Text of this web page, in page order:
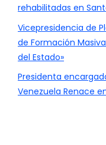
rehabilitadas en
Vicepresidencia de
de Formación
del Estado»
Presidenta
Venezuela Renace